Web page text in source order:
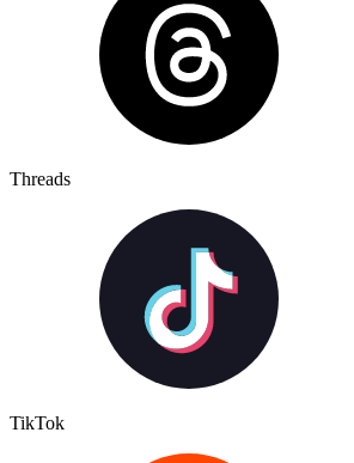
Threads
TikTok